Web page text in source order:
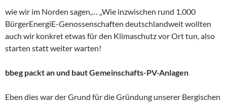
wie wir im Norden sagen,… „Wie inzwischen rund 1.000
BürgerEnergiE-Genossenschaften deutschlandweit wollten
auch wir konkret etwas für den Klimaschutz vor Ort tun, also
starten statt weiter warten!
bbeg packt an und baut Gemeinschafts-PV-Anlagen
Eben dies war der Grund für die Gründung unserer Bergischen